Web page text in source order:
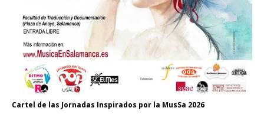
Cartel de las Jornadas Inspirados por la MusSa 2026